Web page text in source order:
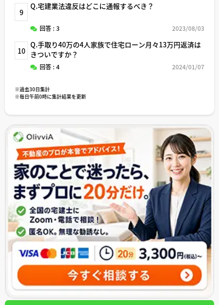
9
Q.宅建業法違反はどこに通報するべき？
回答 : 3 2023/08/03
10
Q.手取り40万の4人家族で住宅ローン月々13万円返済は
きついですか？
回答 : 4 2024/01/07
※過去30日集計
※毎日午前0時に集計結果を更新